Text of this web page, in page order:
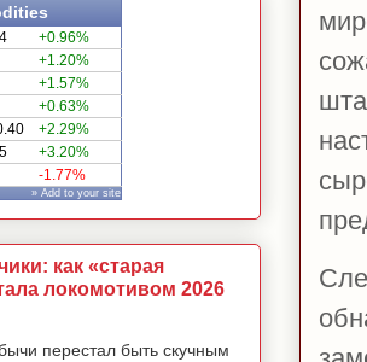
+0.96%
+1.20%
+1.57%
+0.63%
+2.29%
+3.20%
-1.77%
» Add to your site
как «старая
локомотивом 2026
перестал быть скучным